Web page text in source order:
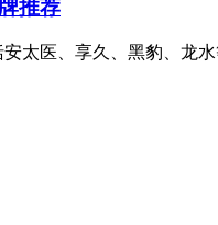
推荐
太医、享久、黑豹、